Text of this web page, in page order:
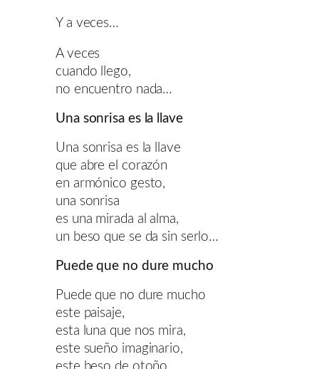
Y a veces…
A veces
cuando llego,
no encuentro nada…
Una sonrisa es la llave
Una sonrisa es la llave
que abre el corazón
en armónico gesto,
una sonrisa
es una mirada al alma,
un beso que se da sin serlo…
Puede que no dure mucho
Puede que no dure mucho
este paisaje,
esta luna que nos mira,
este sueño imaginario,